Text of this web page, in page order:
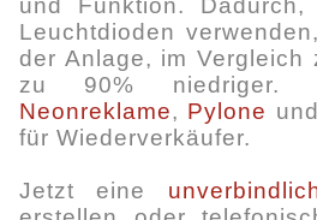
und Funktion.
Leuchtdioden
der Anlage, im
zu 90%
Neonreklame, Pylone
für Wiederverkäufer.
Jetzt eine